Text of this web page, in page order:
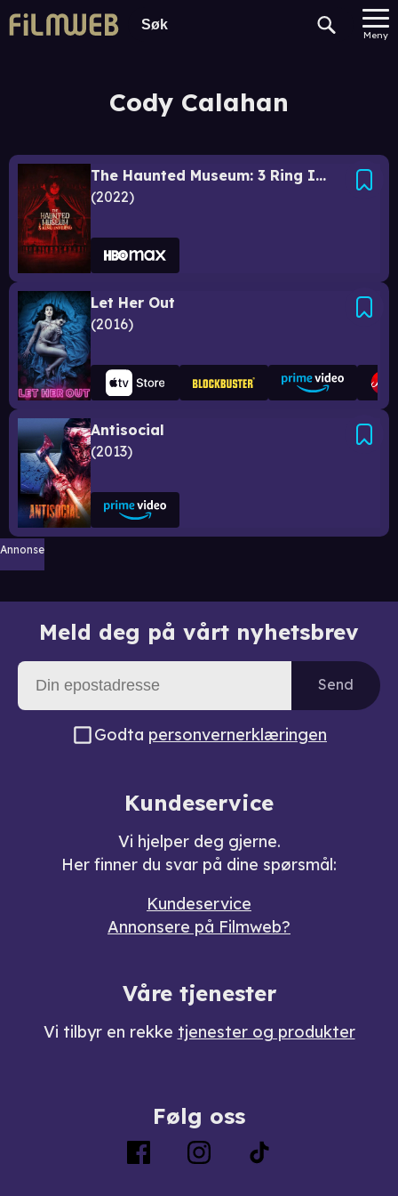
Meny
Cody Calahan
The Haunted Museum: 3 Ring Inferno
2022
Let Her Out
2016
Antisocial
2013
Annonse
Meld deg på vårt nyhetsbrev
Send
Godta personvernerklæringen
Kundeservice
Vi hjelper deg gjerne.
Her finner du svar på dine spørsmål:
Kundeservice
Annonsere på Filmweb?
Våre tjenester
Vi tilbyr en rekke tjenester og produkter
Følg oss